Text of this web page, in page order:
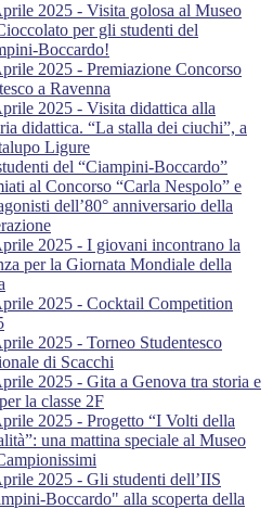
2025 - Visita golosa al Museo
per gli studenti del
Boccardo!
2025 - Premiazione Concorso
a Ravenna
2025 - Visita didattica alla
didattica. “La stalla dei ciuchi”, a
Ligure
del “Ciampini-Boccardo”
al Concorso “Carla Nespolo” e
dell’80° anniversario della
2025 - I giovani incontrano la
per la Giornata Mondiale della
2025 - Cocktail Competition
2025 - Torneo Studentesco
di Scacchi
2025 - Gita a Genova tra storia e
la classe 2F
2025 - Progetto “I Volti della
una mattina speciale al Museo
2025 - Gli studenti dell’IIS
Boccardo" alla scoperta della